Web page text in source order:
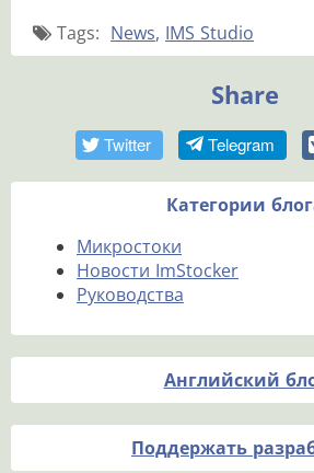
Tags: News IMS Studio
Share
Twitter Telegram
Категории
Микростоки
Новости ImStocker
Руководства
Английский
Поддержать